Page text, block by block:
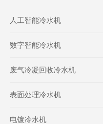
人工智能冷水机
数字智能冷水机
废气冷凝回收冷水机
表面处理冷水机
电镀冷水机